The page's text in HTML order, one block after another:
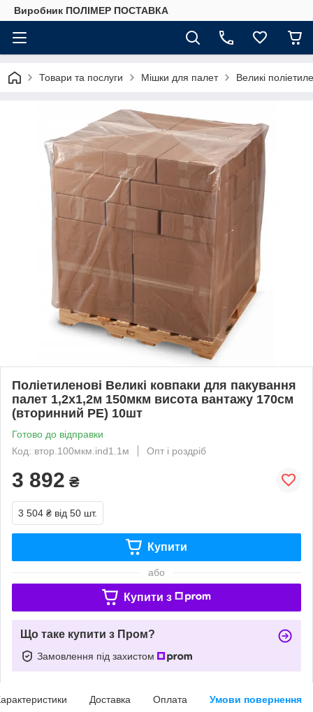
Виробник ПОЛІМЕР ПОСТАВКА
Товари та послуги Мішки для палет Великі
Поліетиленові Великі ковпаки для пакування
палет 1,2х1,2м 150мкм висота вантажу 170см
(вторинний PE) 10шт
Готово до відправки
Код: втор.100мкм.ind1.1м
Опт і роздріб
3 892 ₴
3 504 ₴ від 50 шт.
Купити
або
Купити з
Що таке купити з Пром?
Замовлення під захистом
Доставка Оплата Умови повернення